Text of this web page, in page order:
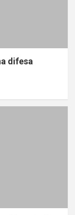
difesa